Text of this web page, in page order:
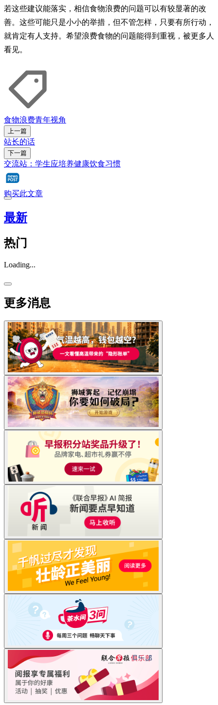
若这些建议能落实，相信食物浪费的问题可以有较显著的改
善。这些可能只是小小的举措，但不管怎样，只要有所行动，
就肯定有人支持。希望浪费食物的问题能得到重视，被更多人
看见。
食物浪费青年视角
上一篇
站长的话
下一篇
交流站：学生应培养健康饮食习惯
购买此文章
最新
热门
Loading...
更多消息